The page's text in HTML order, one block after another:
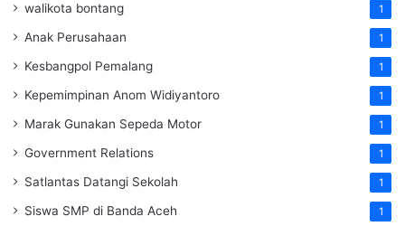
walikota bontang 1
Anak Perusahaan 1
Kesbangpol Pemalang 1
Kepemimpinan Anom Widiyantoro 1
Marak Gunakan Sepeda Motor 1
Government Relations 1
Satlantas Datangi Sekolah 1
Siswa SMP di Banda Aceh 1